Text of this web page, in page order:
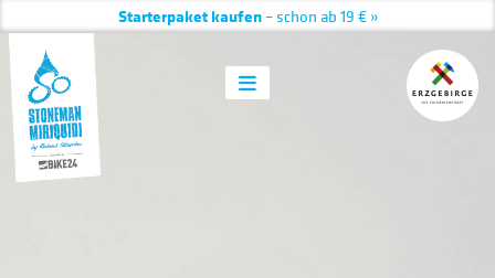
Starterpaket kaufen– schon ab 19 € »